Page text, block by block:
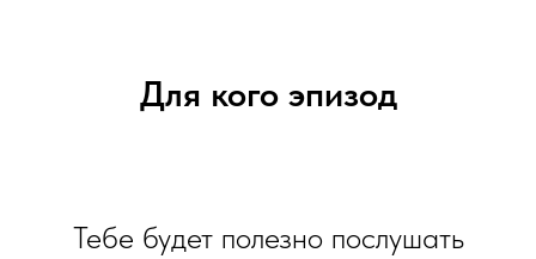
Для кого эпизод
Тебе будет полезно послушать